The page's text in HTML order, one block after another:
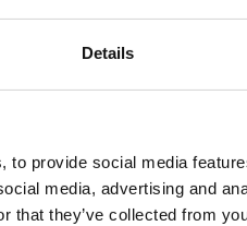
Details
to provide social media
media, advertising and
that they’ve collected from
yes, dat heb ik toch
tot de shop
van verkopen. Als
een product, ben